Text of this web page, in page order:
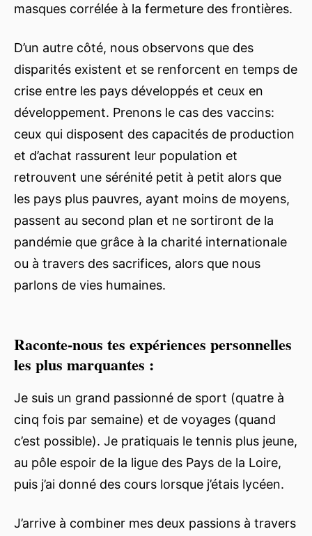
masques corrélée à la fermeture des frontières.
D’un autre côté, nous observons que des
disparités existent et se renforcent en temps de
crise entre les pays développés et ceux en
développement. Prenons le cas des vaccins:
ceux qui disposent des capacités de production
et d’achat rassurent leur population et
retrouvent une sérénité petit à petit alors que
les pays plus pauvres, ayant moins de moyens,
passent au second plan et ne sortiront de la
pandémie que grâce à la charité internationale
ou à travers des sacrifices, alors que nous
parlons de vies humaines.
Raconte-nous tes expériences personnelles
les plus marquantes :
Je suis un grand passionné de sport (quatre à
cinq fois par semaine) et de voyages (quand
c’est possible). Je pratiquais le tennis plus jeune,
au pôle espoir de la ligue des Pays de la Loire,
puis j’ai donné des cours lorsque j’étais lycéen.
J’arrive à combiner mes deux passions à travers